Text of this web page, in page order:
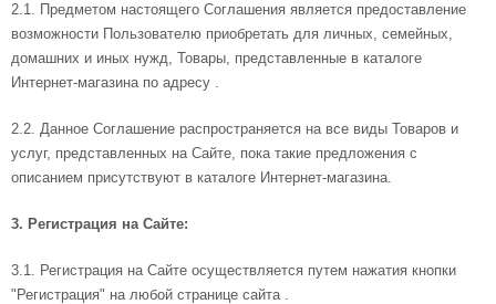
2.1. Предметом настоящего Соглашения является предоставление
возможности Пользователю приобретать для личных, семейных,
домашних и иных нужд, Товары, представленные в каталоге
Интернет-магазина по адресу .
2.2. Данное Соглашение распространяется на все виды Товаров и
услуг, представленных на Сайте, пока такие предложения с
описанием присутствуют в каталоге Интернет-магазина.
3. Регистрация на Сайте:
3.1. Регистрация на Сайте осуществляется путем нажатия кнопки
"Регистрация" на любой странице сайта .